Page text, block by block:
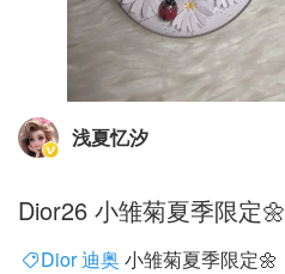
浅夏忆汐
Dior26 小雏菊夏季限定🌼
Dior 迪奥 小雏菊夏季限定🌼